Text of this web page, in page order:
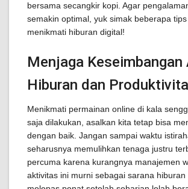
bersama secangkir kopi. Agar
semakin optimal, yuk simak beberapa
menikmati hiburan digital!
Menjaga Keseimbangan
Hiburan dan
Menikmati permainan online di kala
saja dilakukan, asalkan kita tetap bisa
dengan baik. Jangan sampai waktu
seharusnya memulihkan tenaga justru
percuma karena kurangnya manajemen
aktivitas ini murni sebagai sarana